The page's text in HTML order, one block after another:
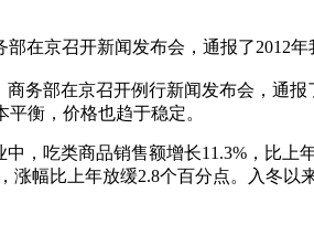
部在京召开新闻发布会，通报了2012
务部在京召开例行新闻发布会，通
衡，价格也趋于稳定。
，吃类商品销售额增长11.3%，比
涨幅比上年放缓2.8个百分点。入冬